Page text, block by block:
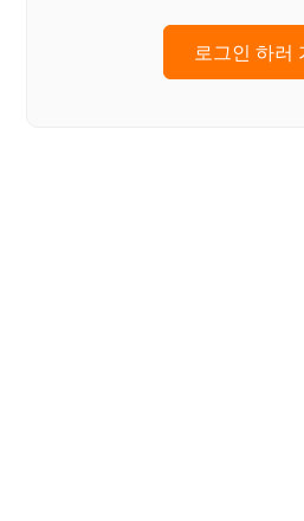
로그인 하러